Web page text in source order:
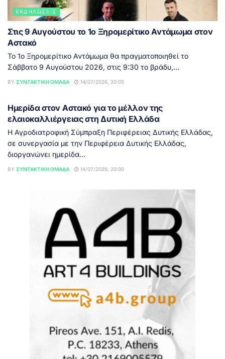
ΕΚΔΗΛΏΣΕΙΣ
Στις 9 Αυγούστου το 1ο Ξηρομερίτικο Αντάμωμα στον
Αστακό
Το 1ο Ξηρομερίτικο Αντάμωμα θα πραγματοποιηθεί το
Σάββατο 9 Αυγούστου 2026, στις 9:30 το βράδυ,...
BY ΣΥΝΤΑΚΤΙΚΉ ΟΜΆΔΑ 14/07/2026, 20:05
Ημερίδα στον Αστακό για το μέλλον της
ελαιοκαλλιέργειας στη Δυτική Ελλάδα
Η Αγροδιατροφική Σύμπραξη Περιφέρειας Δυτικής Ελλάδας,
σε συνεργασία με την Περιφέρεια Δυτικής Ελλάδας,
διοργανώνει ημερίδα...
BY ΣΥΝΤΑΚΤΙΚΉ ΟΜΆΔΑ 14/07/2026, 20:00